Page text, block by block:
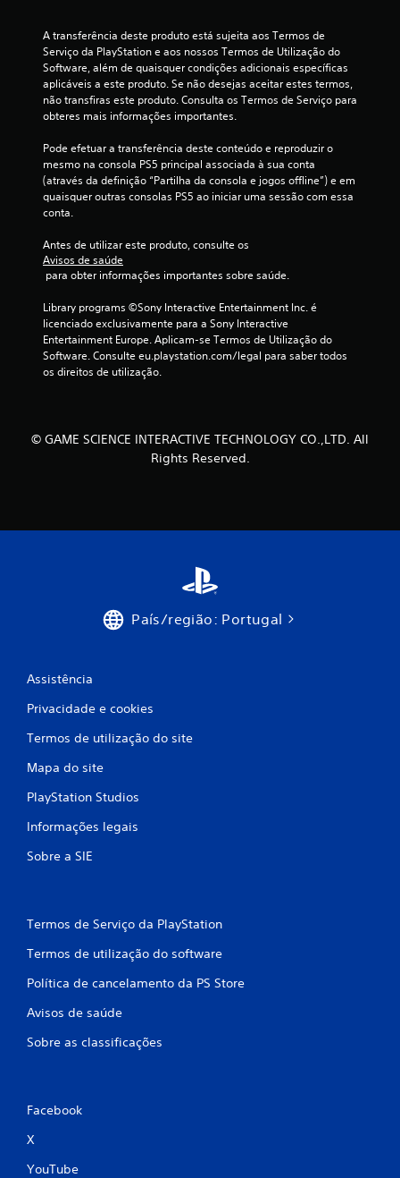
l
a
s
s
i
ç
s
A transferência deste produto está sujeita aos Termos de
Serviço da PlayStation e aos nossos Termos de Utilização do
Software, além de quaisquer condições adicionais específicas
aplicáveis a este produto. Se não desejas aceitar estes termos,
não transfiras este produto. Consulta os Termos de Serviço para
obteres mais informações importantes.
Pode efetuar a transferência deste conteúdo e reproduzir o
mesmo na consola PS5 principal associada à sua conta
(através da definição “Partilha da consola e jogos offline”) e em
quaisquer outras consolas PS5 ao iniciar uma sessão com essa
conta.
Antes de utilizar este produto, consulte os
Avisos de saúde
para obter informações importantes sobre saúde.
Library programs ©Sony Interactive Entertainment Inc. é
licenciado exclusivamente para a Sony Interactive
Entertainment Europe. Aplicam-se Termos de Utilização do
Software. Consulte eu.playstation.com/legal para saber todos
os direitos de utilização.
© GAME SCIENCE INTERACTIVE TECHNOLOGY CO.,LTD. All
Rights Reserved.
País/região: Portugal
Assistência
Privacidade e cookies
Termos de utilização do site
Mapa do site
PlayStation Studios
Informações legais
Sobre a SIE
Termos de Serviço da PlayStation
Termos de utilização do software
Política de cancelamento da PS Store
Avisos de saúde
Sobre as classificações
Facebook
X
YouTube